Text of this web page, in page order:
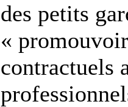
des petits
«
contractuels